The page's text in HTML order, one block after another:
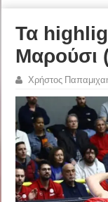
Τα
Μαρούσι
Χρήστος